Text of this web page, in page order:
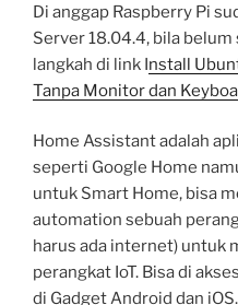
Let’s
Encrypt”
Di anggap Raspberry Pi
Server 18.04.4, bila
langkah di link Install
Tanpa Monitor dan
Home Assistant adalah
seperti Google Home
untuk Smart Home, bisa
automation sebuah
harus ada internet) untuk
perangkat IoT. Bisa di
di Gadget Android dan iOS.